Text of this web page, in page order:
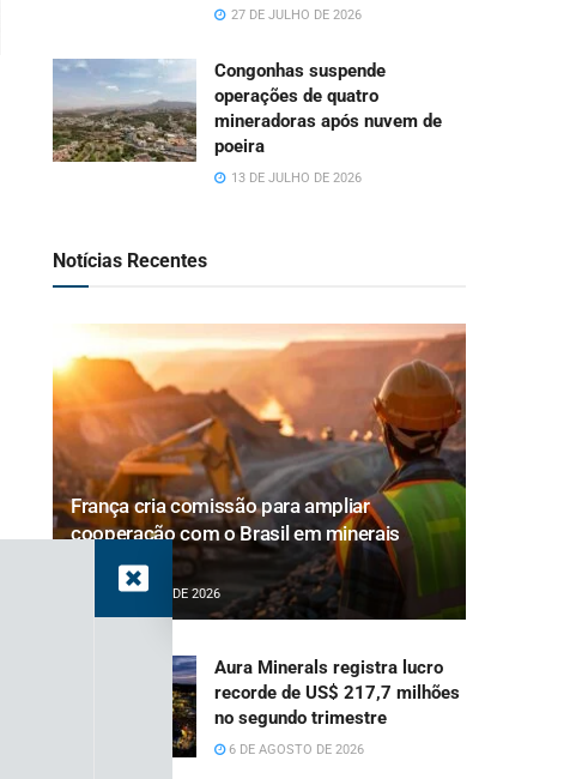
27 DE JULHO DE 2026
Congonhas suspende
operações de quatro
mineradoras após nuvem de
poeira
13 DE JULHO DE 2026
Notícias Recentes
França cria comissão para ampliar
cooperação com o Brasil em minerais
críticos
6 DE AGOSTO DE 2026
Aura Minerals registra lucro
recorde de US$ 217,7 milhões
no segundo trimestre
6 DE AGOSTO DE 2026